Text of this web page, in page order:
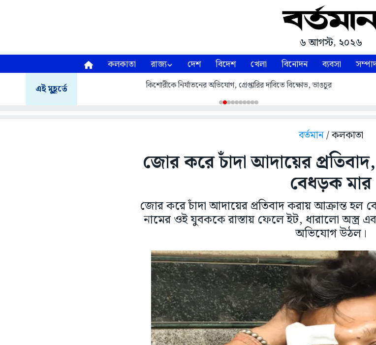
৬ আগস্ট, ২০২৬
কলকাতা রাজ্য দেশ বিদেশ খেলা বিনোদন ব্যবসা
এই মুহূর্তে কিশোরীকে নির্যাতনের অভিযোগ, গ্রেপ্তারির দাবিতে বিক্ষোভ, ভাঙচুর
বর্তমান/ কলকাতা
জোর করে চাঁদা আদায়ের
বেধড়ক মার
জোর করে চাঁদা আদায়ের প্রতিবাদ করায় আক্রান্ত হল
নামের ওই যুবককে রাস্তায় ফেলে ইট, ধারালো অস্ত্র
অভিযোগ উঠল।